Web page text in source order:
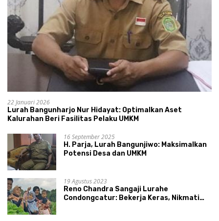
22 Januari 2026
Lurah Bangunharjo Nur Hidayat: Optimalkan Aset
Kalurahan Beri Fasilitas Pelaku UMKM
16 September 2025
H. Parja, Lurah Bangunjiwo: Maksimalkan
Potensi Desa dan UMKM
19 Agustus 2023
Reno Chandra Sangaji Lurahe
Condongcatur: Bekerja Keras, Nikmati